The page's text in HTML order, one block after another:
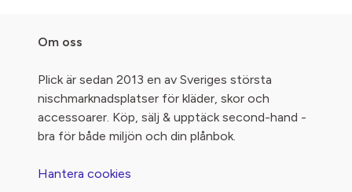
Om oss
Plick är sedan 2013 en av Sveriges största
nischmarknadsplatser för kläder, skor och
accessoarer. Köp, sälj & upptäck second-hand -
bra för både miljön och din plånbok.
Hantera cookies